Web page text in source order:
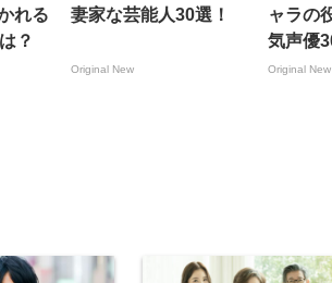
れる
？
妻家な芸能人30選！
Original New
ャラの
気声優
Original New